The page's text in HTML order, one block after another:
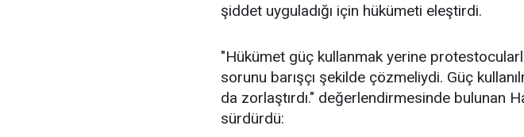
şiddet uyguladığı için hükümeti eleştirdi.
"Hükümet güç kullanmak yerine
sorunu barışçı şekilde çözmeliydi. Güç
da zorlaştırdı." değerlendirmesinde bulunan
sürdürdü: